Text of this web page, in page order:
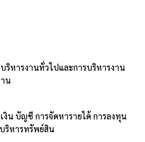
ริหารงานทั่วไปและการบริหารงาน
น
งิน บัญชี การจัดหารายได้ การลงทุน
ริหารทรัพย์สิน